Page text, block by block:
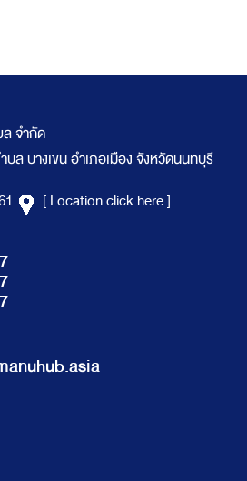
จำกัด
ล บางเขน อำเภอเมือง จังหวัดนนทบุรี
[ Location click here ]